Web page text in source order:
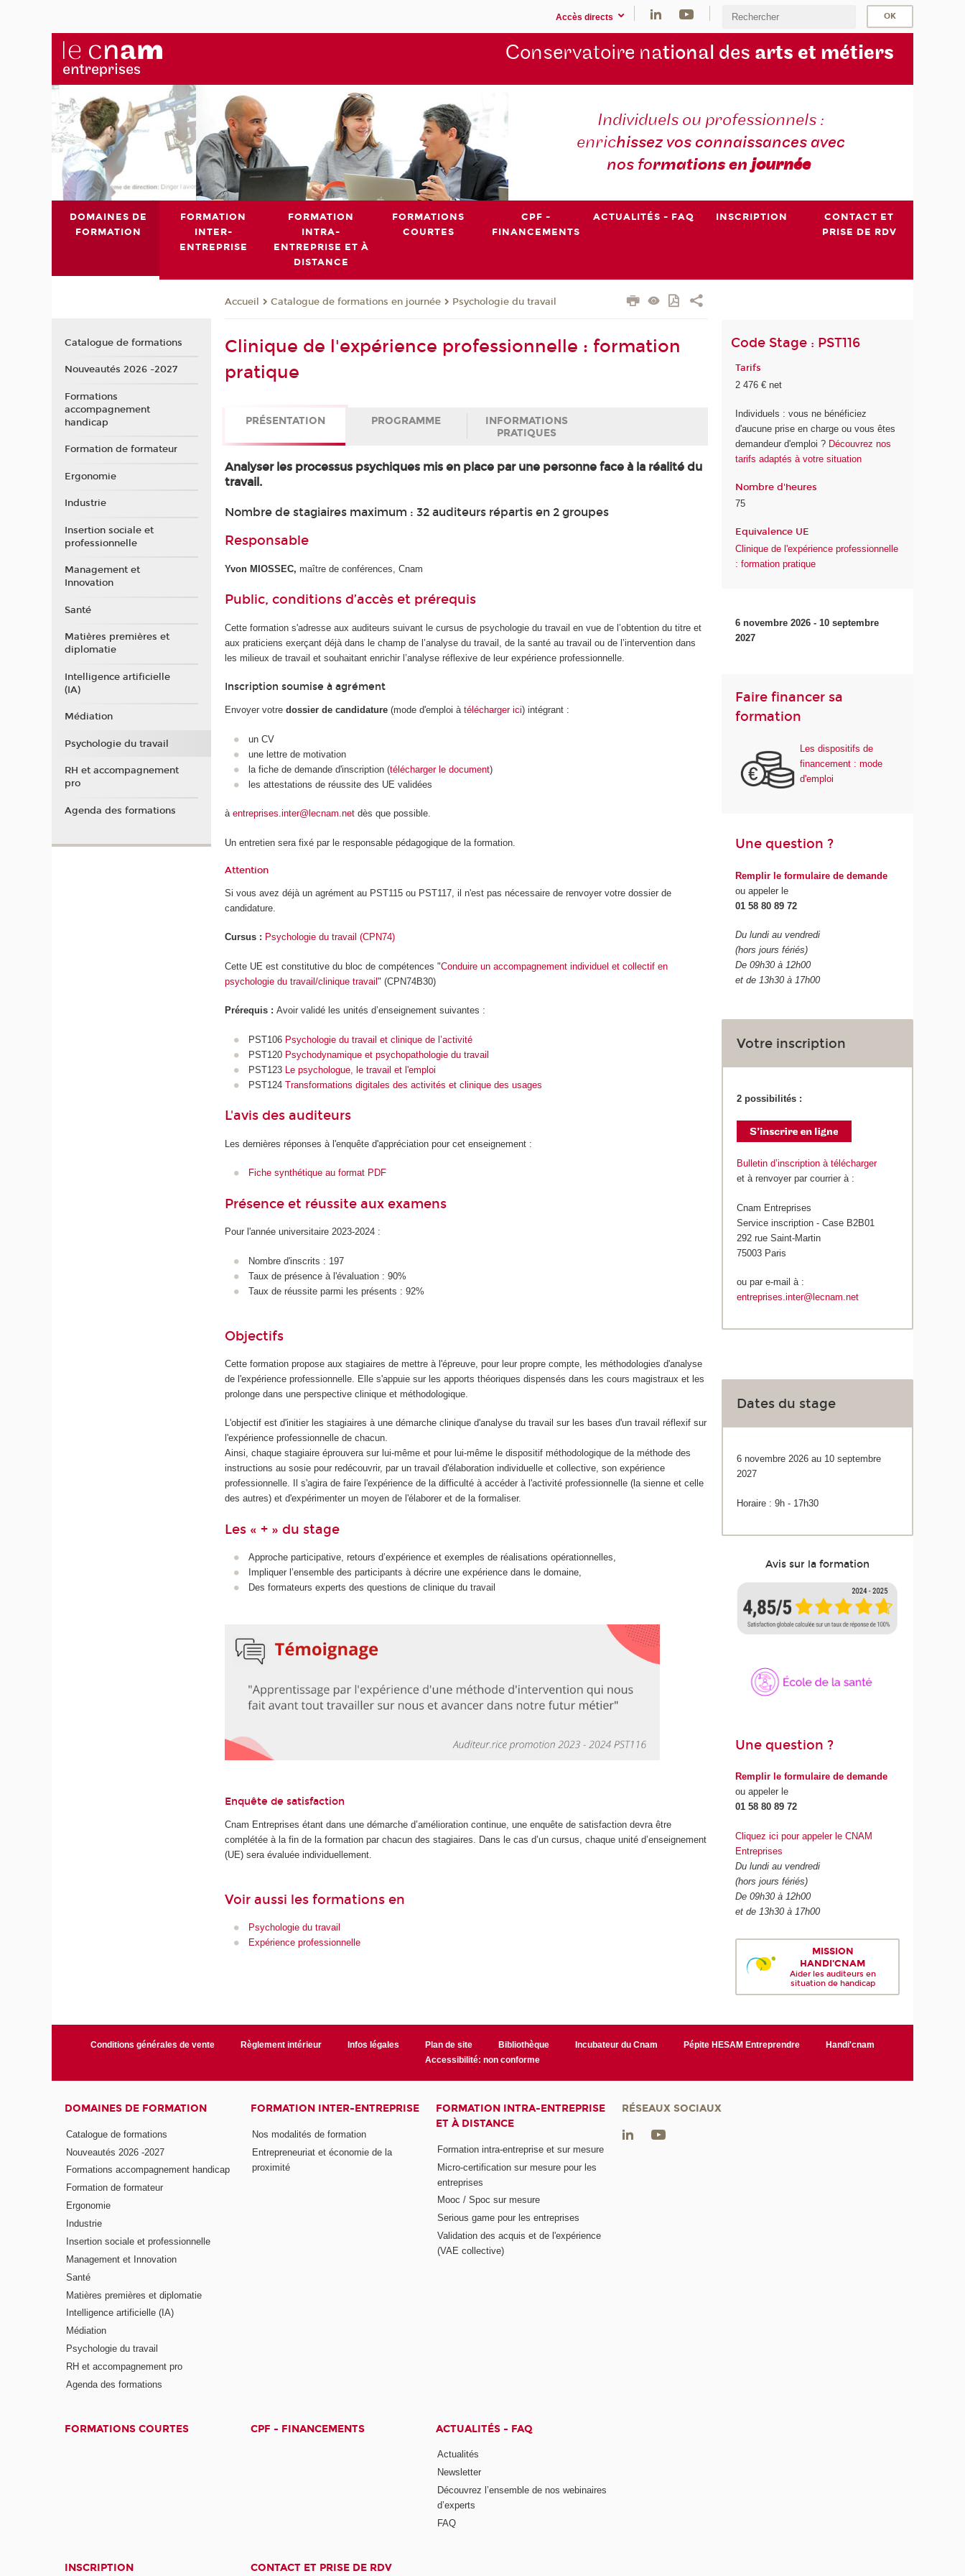
Accès directs
Conservatoire national des arts et métiers
Individuels ou professionnels :
enrichissez vos connaissances avec
nos formations enjournée
DOMAINES DE
FORMATION
FORMATION
INTER-
ENTREPRISE
FORMATION
INTRA-
ENTREPRISE ET À
DISTANCE
FORMATIONS
COURTES
CPF -
FINANCEMENTS
ACTUALITÉS - FAQ INSCRIPTION
CONTACT ET
PRISE DE RDV
Accueil Catalogue de formations en journée Psychologie du travail
Clinique de l'expérience professionnelle : formation
pratique
PRÉSENTATION PROGRAMME
INFORMATIONS
PRATIQUES
Analyser les processus psychiques mis en place par une personne face à la réalité du
travail.
Nombre de stagiaires maximum : 32 auditeurs répartis en 2 groupes
Responsable
Yvon MIOSSEC,maître de conférences, Cnam
Public, conditions d’accès et prérequis
Cette formation s'adresse aux auditeurs suivant le cursus de psychologie du travail en vue de l’obtention du titre et
aux praticiens exerçant déjà dans le champ de l’analyse du travail, de la santé au travail ou de l’intervention dans
les milieux de travail et souhaitant enrichir l’analyse réflexive de leur expérience professionnelle.
Inscription soumise à agrément
Envoyer votredossier de candidature (mode d'emploi àtélécharger ici) intégrant :
un CV
une lettre de motivation
la fiche de demande d'inscription (télécharger le document)
les attestations de réussite des UE validées
àentreprises.inter@lecnam.net dès que possible.
Un entretien sera fixé par le responsable pédagogique de la formation.
Attention
Si vous avez déjà un agrément au PST115 ou PST117, il n'est pas nécessaire de renvoyer votre dossier de
candidature.
Cursus : Psychologie du travail (CPN74)
Cette UE est constitutive du bloc de compétences "Conduire un accompagnement individuel et collectif en
psychologie du travail/clinique travail" (CPN74B30)
Prérequis :Avoir validé les unités d’enseignement suivantes :
PST106 Psychologie du travail et clinique de l’activité
PST120 Psychodynamique et psychopathologie du travail
PST123
Le psychologue, le travail et l'emploi
PST124 Transformations digitales des activités et clinique des usages
L'avis des auditeurs
Les dernières réponses à l'enquête d'appréciation pour cet enseignement :
Fiche synthétique au format PDF
Présence et réussite aux examens
Pour l'année universitaire 2023-2024 :
Nombre d'inscrits : 197
Taux de présence à l'évaluation : 90%
Taux de réussite parmi les présents : 92%
Objectifs
Cette formation propose aux stagiaires de mettre à l'épreuve, pour leur propre compte, les méthodologies d'analyse
de l'expérience professionnelle. Elle s'appuie sur les apports théoriques dispensés dans les cours magistraux et les
prolonge dans une perspective clinique et méthodologique.
L'objectif est d'initier les stagiaires à une démarche clinique d'analyse du travail sur les bases d'un travail réflexif sur
l'expérience professionnelle de chacun.
Ainsi, chaque stagiaire éprouvera sur lui-même et pour lui-même le dispositif méthodologique de la méthode des
instructions au sosie pour redécouvrir, par un travail d'élaboration individuelle et collective, son expérience
professionnelle. Il s'agira de faire l'expérience de la difficulté à accéder à l'activité professionnelle (la sienne et celle
des autres) et d'expérimenter un moyen de l'élaborer et de la formaliser.
Les « + » du stage
Approche participative, retours d’expérience et exemples de réalisations opérationnelles,
Impliquer l’ensemble des participants à décrire une expérience dans le domaine,
Des formateurs experts des questions de clinique du travail
Enquête de satisfaction
Cnam Entreprises étant dans une démarche d’amélioration continue, une enquête de satisfaction devra être
complétée à la fin de la formation par chacun des stagiaires. Dans le cas d’un cursus, chaque unité d’enseignement
(UE) sera évaluée individuellement.
Voir aussi les formations en
Psychologie du travail
Expérience professionnelle
Code Stage : PST116
Tarifs
2 476 € net
Individuels : vous ne bénéficiez
d'aucune prise en charge ou vous êtes
demandeur d'emploi ? Découvrez nos
tarifs adaptés à votre situation
Nombre d'heures
75
Equivalence UE
Clinique de l'expérience professionnelle
: formation pratique
6 novembre 2026 - 10 septembre
2027
Faire financer sa
formation
Les dispositifs de
financement : mode
d'emploi
Une question ?
Remplir le formulaire de demande
ou appeler le
01 58 80 89 72
Du lundi au vendredi
(hors jours fériés)
De 09h30 à 12h00
et de 13h30 à 17h00
Votre inscription
2 possibilités :
Bulletin d’inscription à télécharger
et à renvoyer par courrier à :
Cnam Entreprises
Service inscription - Case B2B01
292 rue Saint-Martin
75003 Paris
ou par e-mail à :
entreprises.inter@lecnam.net
Dates du stage
6 novembre 2026 au 10 septembre
2027
Horaire : 9h - 17h30
Avis sur la formation
Une question ?
Remplir le formulaire de demande
ou appeler le
01 58 80 89 72
Cliquez ici pour appeler le CNAM
Entreprises
Du lundi au vendredi
(hors jours fériés)
De 09h30 à 12h00
et de 13h30 à 17h00
MISSION
HANDI'CNAM
Aider les auditeurs en
situation de handicap
Catalogue de formations
Nouveautés 2026 -2027
Formations
accompagnement
handicap
Formation de formateur
Ergonomie
Industrie
Insertion sociale et
professionnelle
Management et
Innovation
Santé
Matières premières et
diplomatie
Intelligence artificielle
(IA)
Médiation
Psychologie du travail
RH et accompagnement
pro
Agenda des formations
Conditions générales de vente Règlement intérieur Infos légales Plan de site Bibliothèque Incubateur du Cnam Pépite HESAM Entreprendre
Handi'cnam
Accessibilité: non conforme
DOMAINES DE FORMATION
Catalogue de formations
Nouveautés 2026 -2027
Formations accompagnement handicap
Formation de formateur
Ergonomie
Industrie
Insertion sociale et professionnelle
Management et Innovation
Santé
Matières premières et diplomatie
Intelligence artificielle (IA)
Médiation
Psychologie du travail
RH et accompagnement pro
Agenda des formations
FORMATION INTER-ENTREPRISE
Nos modalités de formation
Entrepreneuriat et économie de la
proximité
FORMATION INTRA-ENTREPRISE
ET À DISTANCE
Formation intra-entreprise et sur mesure
Micro-certification sur mesure pour les
entreprises
Mooc / Spoc sur mesure
Serious game pour les entreprises
Validation des acquis et de l'expérience
(VAE collective)
FORMATIONS COURTES CPF - FINANCEMENTS ACTUALITÉS - FAQ
Actualités
Newsletter
Découvrez l’ensemble de nos webinaires
d’experts
FAQ
INSCRIPTION CONTACT ET PRISE DE RDV
RÉSEAUX SOCIAUX